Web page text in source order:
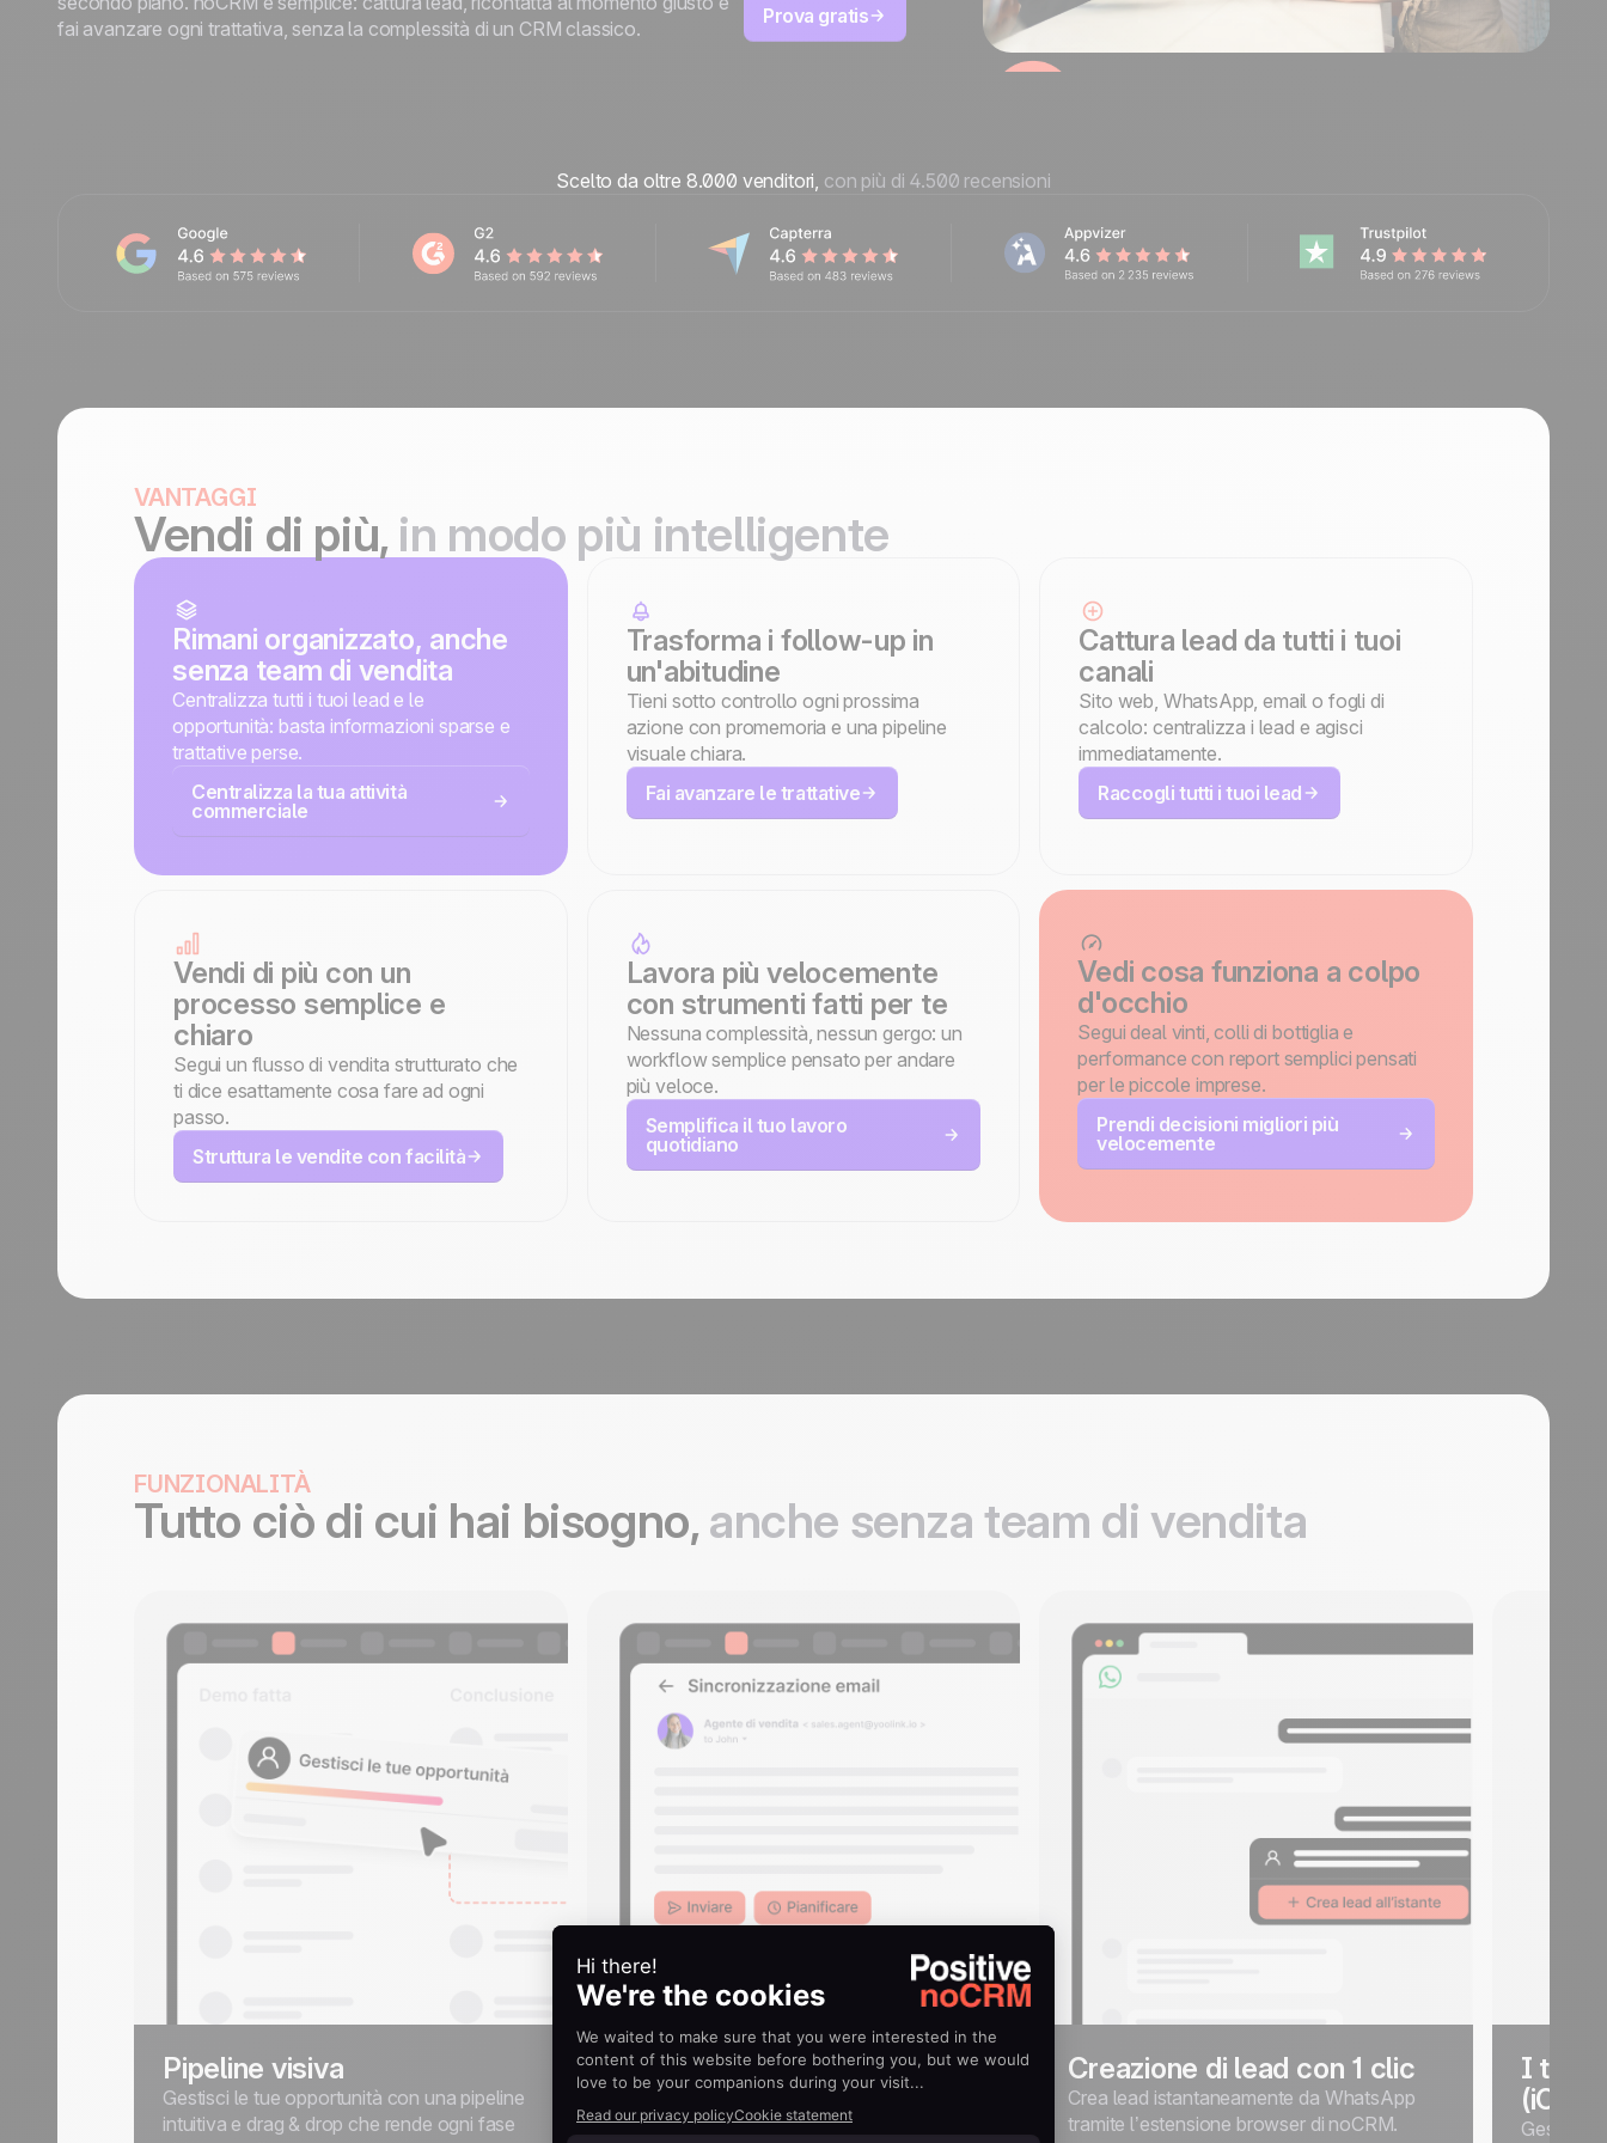
Contattaci
fai avanzare ogni trattativa, senza la complessità di un CRM classico.
Prova gratis
Scelto da oltre 8.000 venditori, con più di 4.500 recensioni
VANTAGGI
Vendi di più, in modo più intelligente
Rimani organizzato, anche
senza team di vendita
Centralizza tutti i tuoi lead e le
opportunità: basta informazioni sparse e
trattative perse.
Centralizza la tua attività
commerciale
Trasforma i follow-up in
un'abitudine
Tieni sotto controllo ogni prossima
azione con promemoria e una pipeline
visuale chiara.
Fai avanzare le trattative
Cattura lead da tutti i tuoi
canali
Sito web, WhatsApp, email o fogli di
calcolo: centralizza i lead e agisci
immediatamente.
Raccogli tutti i tuoi lead
Vendi di più con un
processo semplice e
chiaro
Segui un flusso di vendita strutturato che
ti dice esattamente cosa fare ad ogni
passo.
Struttura le vendite con facilità
Lavora più velocemente
con strumenti fatti per te
Nessuna complessità, nessun gergo: un
workflow semplice pensato per andare
più veloce.
Semplifica il tuo lavoro
quotidiano
Vedi cosa funziona a colpo
d'occhio
Segui deal vinti, colli di bottiglia e
performance con report semplici pensati
per le piccole imprese.
Prendi decisioni migliori più
velocemente
FUNZIONALITÀ
Tutto ciò di cui hai bisogno,anche senza team di vendita
Pipeline visiva
Gestisci le tue opportunità con una pipeline
intuitiva e drag & drop che rende ogni fase
Sincronizzazione email
Invia, pianifica e ricevi mail direttamente in
noCRM.
Creazione di lead con 1 clic
Crea lead istantaneamente da WhatsApp
tramite l’estensione browser di noCRM.
I tuoi
(iOS
Gestisci,